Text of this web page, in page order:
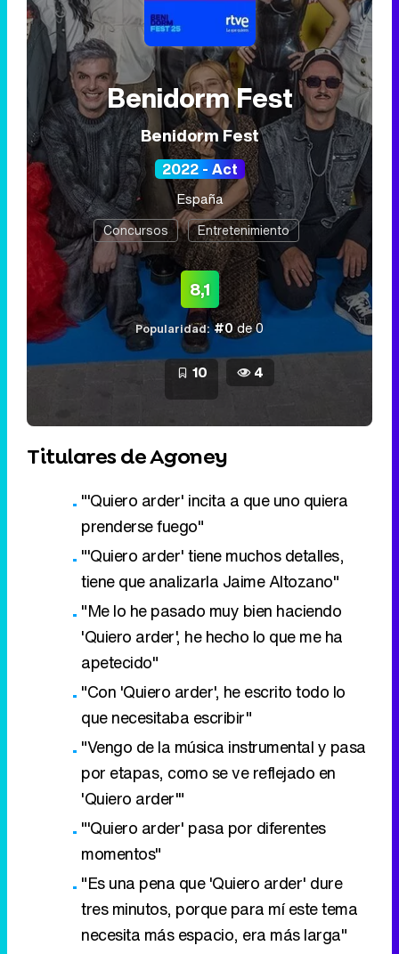
Benidorm Fest
Benidorm Fest
2022 - Act
España
Concursos Entretenimiento
8,1
Popularidad: #0de 0
10 4
Titulares de Agoney
"'Quiero arder' incita a que uno quiera
prenderse fuego"
"'Quiero arder' tiene muchos detalles,
tiene que analizarla Jaime Altozano"
"Me lo he pasado muy bien haciendo
'Quiero arder', he hecho lo que me ha
apetecido"
"Con 'Quiero arder', he escrito todo lo
que necesitaba escribir"
"Vengo de la música instrumental y pasa
por etapas, como se ve reflejado en
'Quiero arder'"
"'Quiero arder' pasa por diferentes
momentos"
"Es una pena que 'Quiero arder' dure
tres minutos, porque para mí este tema
necesita más espacio, era más larga"